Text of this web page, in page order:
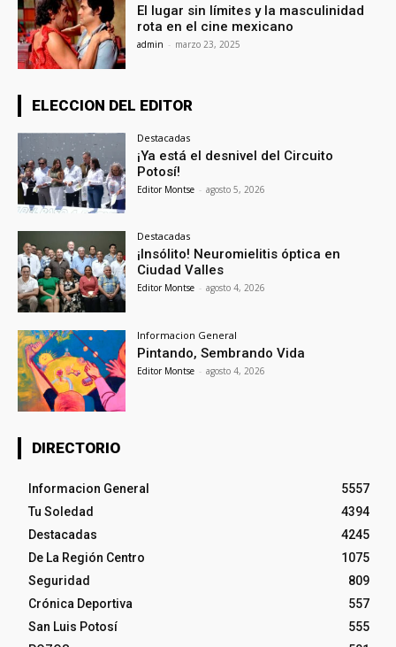
El lugar sin límites y la masculinidad
rota en el cine mexicano
admin - marzo 23, 2025
ELECCION DEL EDITOR
Destacadas
¡Ya está el desnivel del Circuito
Potosí!
Editor Montse - agosto 5, 2026
Destacadas
¡Insólito! Neuromielitis óptica en
Ciudad Valles
Editor Montse - agosto 4, 2026
Informacion General
Pintando, Sembrando Vida
Editor Montse - agosto 4, 2026
DIRECTORIO
Informacion General
5557
Tu Soledad
4394
Destacadas
4245
De La Región Centro
1075
Seguridad
809
Crónica Deportiva
557
San Luis Potosí
555